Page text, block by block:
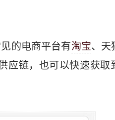
的电商平台有淘宝、天
应链，也可以快速获取